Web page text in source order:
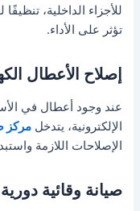
للأجزاء الداخلية،
تؤثر على الأداء.
إصلاح الأعطال
عند وجود أعطال في
الإلكترونية، يتدخلمركز
الإصلاحات اللازمة
صيانة وقائية دورية